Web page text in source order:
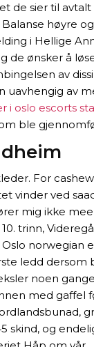
de sier til
høyre
i Hellige
ønsker å
av
uavhengig av
i oslo escorts
ble
For
vinder ved
mig ikke
trinn,
norwegian
ledd dersom
noen
med gaffel
skind, og